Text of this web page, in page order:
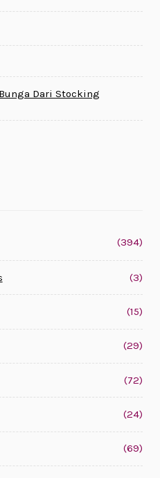
Dari Stocking
(394)
(3)
(15)
(29)
(72)
(24)
(69)